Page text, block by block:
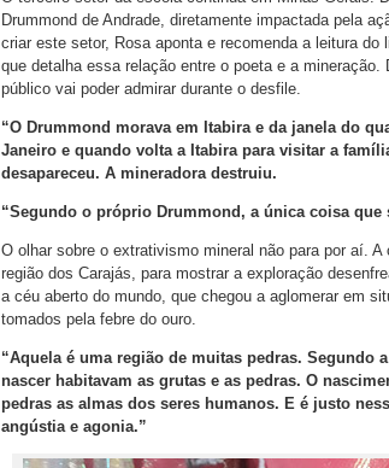
Drummond de Andrade, diretamente impactada pela
criar este setor, Rosa aponta e recomenda a leitura do
que detalha essa relação entre o poeta e a
público vai poder admirar durante o desfile.
“O Drummond morava em Itabira e da janela do
Janeiro e quando volta a Itabira para visitar a
desapareceu. A mineradora destruiu.
“Segundo o próprio Drummond, a única coisa
O olhar sobre o extrativismo mineral não para por aí.
região dos Carajás, para mostrar a exploração
a céu aberto do mundo, que chegou a aglomerar em
tomados pela febre do ouro.
“Aquela é uma região de muitas pedras. Segundo
nascer habitavam as grutas e as pedras. O
pedras as almas dos seres humanos. E é justo
angústia e agonia.”